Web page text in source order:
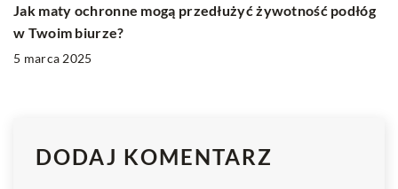
Jak maty ochronne mogą przedłużyć żywotność podłóg
w Twoim biurze?
5 marca 2025
DODAJ KOMENTARZ